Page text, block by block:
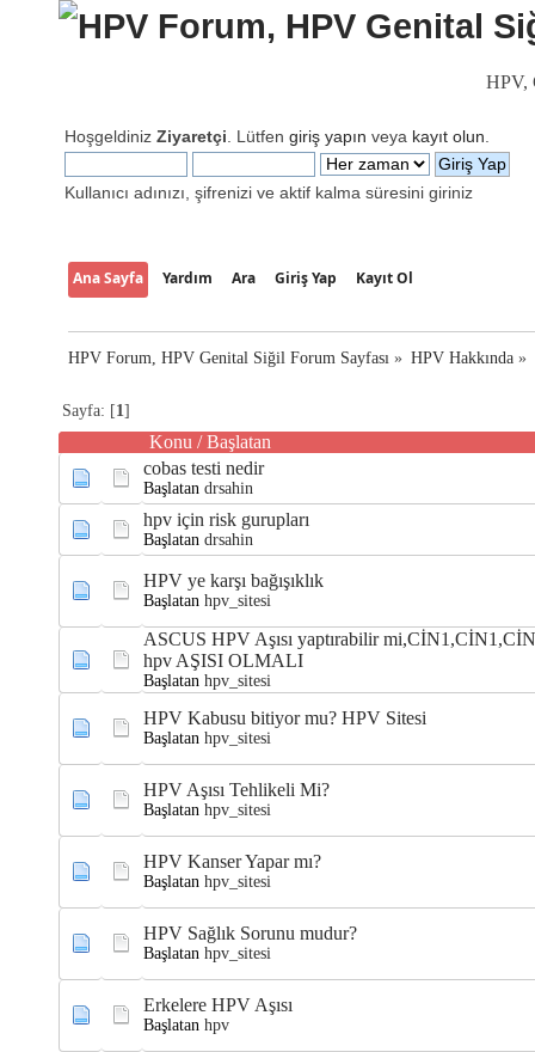
HPV,
Hoşgeldiniz Ziyaretçi . Lütfen giriş yapın veya kayıt olun
Kullanıcı adınızı, şifrenizi ve aktif kalma süresini giriniz
Ana Sayfa Yardım Ara Giriş Yap Kayıt Ol
HPV Forum, HPV Genital Siğil Forum Sayfası » HPV Hakkında»
Sayfa: [1]
Konu /Başlatan
cobas testi nedir
Başlatan drsahin
hpv için risk gurupları
Başlatan drsahin
HPV ye karşı bağışıklık
Başlatan hpv_sitesi
ASCUS HPV Aşısı yaptırabilir
hpv AŞISI OLMALI
Başlatan hpv_sitesi
HPV Kabusu bitiyor mu? HPV Sitesi
Başlatan hpv_sitesi
HPV Aşısı Tehlikeli Mi?
Başlatan hpv_sitesi
HPV Kanser Yapar mı?
Başlatan hpv_sitesi
HPV Sağlık Sorunu mudur?
Başlatan hpv_sitesi
Erkelere HPV Aşısı
Başlatan hpv